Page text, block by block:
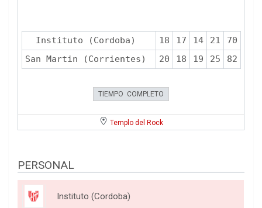
Instituto (Cordoba) 18 17 14 21
70
San Martin (Corrientes)
20 18 19 25 82
TIEMPO COMPLETO
Templo del Rock
PERSONAL
Instituto (Cordoba)